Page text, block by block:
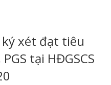
xét đạt tiêu
tại HĐGSCS